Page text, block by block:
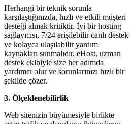
Herhangi bir teknik sorunla
karşılaştığınızda, hızlı ve etkili müşteri
desteği almak kritiktir. İyi bir hosting
sağlayıcısı, 7/24 erişilebilir canlı destek
ve kolayca ulaşılabilir yardım
kaynakları sunmalıdır. eHost, uzman
destek ekibiyle size her adımda
yardımcı olur ve sorunlarınızı hızlı bir
şekilde çözer.
3. Ölçeklenebilirlik
Web sitenizin büyümesiyle birlikte